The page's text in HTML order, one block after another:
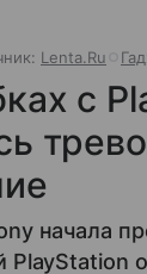
Lenta.Ru
с
начала
PlayStation